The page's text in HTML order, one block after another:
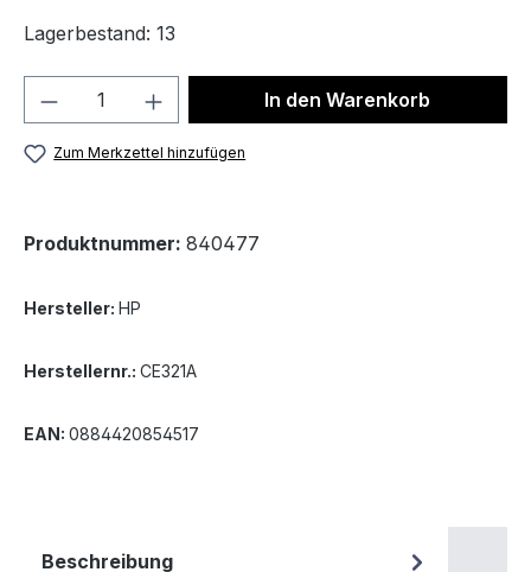
Lagerbestand: 13
Produkt Anzahl: Gib denIn den Warenkorb
Zum Merkzettel hinzufügen
Produktnummer: 840477
Hersteller: HP
Herstellernr.: CE321A
EAN: 0884420854517
Beschreibung